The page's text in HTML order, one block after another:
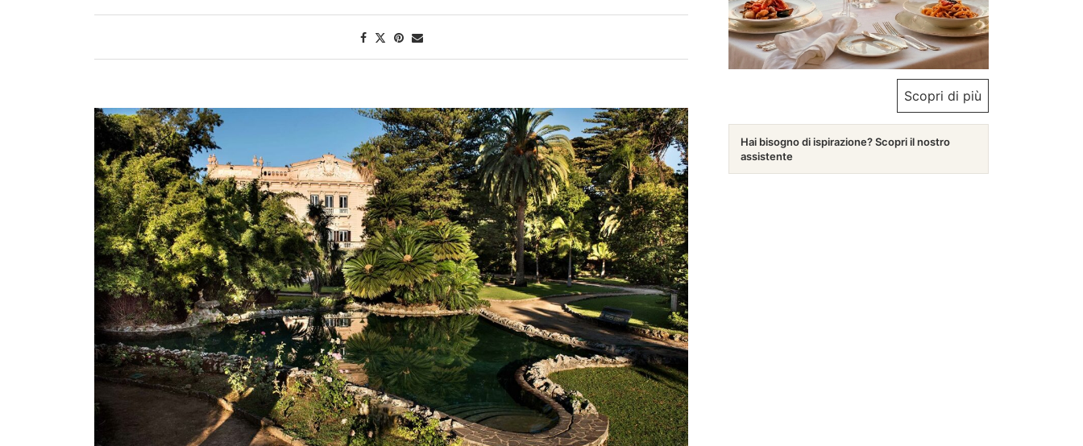
Scopri di più
Hai bisogno di ispirazione? Scopri il nostro
assistente